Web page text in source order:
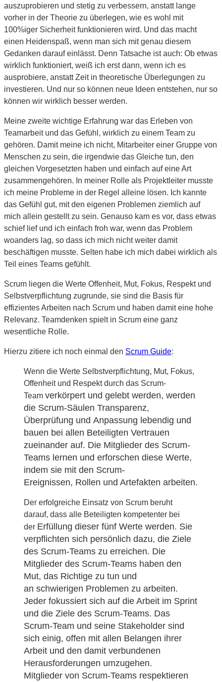
auszuprobieren und stetig zu verbessern, anstatt lange
vorher in der Theorie zu überlegen, wie es wohl mit
100%iger Sicherheit funktionieren wird. Und das macht
einen Heidenspaß, wenn man sich mit genau diesem
Gedanken darauf einlässt. Denn Tatsache ist auch: Ob etwas
wirklich funktioniert, weiß ich erst dann, wenn ich es
ausprobiere, anstatt Zeit in theoretische Überlegungen zu
investieren. Und nur so können neue Ideen entstehen, nur so
können wir wirklich besser werden.
Meine zweite wichtige Erfahrung war das Erleben von
Teamarbeit und das Gefühl, wirklich zu einem Team zu
gehören. Damit meine ich nicht, Mitarbeiter einer Gruppe von
Menschen zu sein, die irgendwie das Gleiche tun, den
gleichen Vorgesetzten haben und einfach auf eine Art
zusammengehören. In meiner Rolle als Projektleiter musste
ich meine Probleme in der Regel alleine lösen. Ich kannte
das Gefühl gut, mit den eigenen Problemen ziemlich auf
mich allein gestellt zu sein. Genauso kam es vor, dass etwas
schief lief und ich einfach froh war, wenn das Problem
woanders lag, so dass ich mich nicht weiter damit
beschäftigen musste. Selten habe ich mich dabei wirklich als
Teil eines Teams gefühlt.
Scrum liegen die Werte Offenheit, Mut, Fokus, Respekt und
Selbstverpflichtung zugrunde, sie sind die Basis für
effizientes Arbeiten nach Scrum und haben damit eine hohe
Relevanz. Teamdenken spielt in Scrum eine ganz
wesentliche Rolle.
Hierzu zitiere ich noch einmal den Scrum Guide:
Wenn die Werte Selbstverpflichtung, Mut, Fokus,
Offenheit und Respekt durch das Scrum-
Team verkörpert und gelebt werden, werden
die Scrum-Säulen Transparenz,
Überprüfung und Anpassung lebendig und
bauen bei allen Beteiligten Vertrauen
zueinander auf. Die Mitglieder des Scrum-
Teams lernen und erforschen diese Werte,
indem sie mit den Scrum-
Ereignissen, Rollen und Artefakten arbeiten.
Der erfolgreiche Einsatz von Scrum beruht
darauf, dass alle Beteiligten kompetenter bei
der Erfüllung dieser fünf Werte werden. Sie
verpflichten sich persönlich dazu, die Ziele
des Scrum-Teams zu erreichen. Die
Mitglieder des Scrum-Teams haben den
Mut, das Richtige zu tun und
an schwierigen Problemen zu arbeiten.
Jeder fokussiert sich auf die Arbeit im Sprint
und die Ziele des Scrum-Teams. Das
Scrum-Team und seine Stakeholder sind
sich einig, offen mit allen Belangen ihrer
Arbeit und den damit verbundenen
Herausforderungen umzugehen.
Mitglieder von Scrum-Teams respektieren